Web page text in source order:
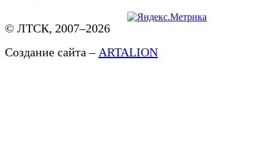
© ЛТСК, 2007–2026
Создание сайта – ARTALION